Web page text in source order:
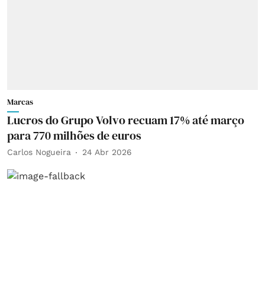
Marcas
Lucros do Grupo Volvo recuam 17% até março
para 770 milhões de euros
Carlos Nogueira 24 Abr 2026